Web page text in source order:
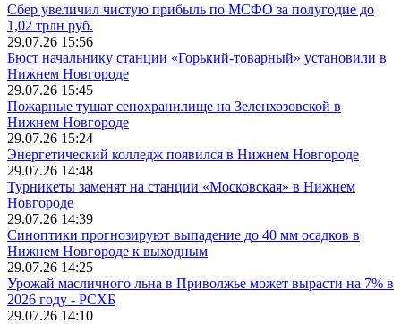
Сбер увеличил чистую прибыль по МСФО за полугодие до
1,02 трлн руб.
29.07.26 15:56
Бюст начальнику станции «Горький-товарный» установили в
Нижнем Новгороде
29.07.26 15:45
Пожарные тушат сенохранилище на Зеленхозовской в
Нижнем Новгороде
29.07.26 15:24
Энергетический колледж появился в Нижнем Новгороде
29.07.26 14:48
Турникеты заменят на станции «Московская» в Нижнем
Новгороде
29.07.26 14:39
Синоптики прогнозируют выпадение до 40 мм осадков в
Нижнем Новгороде к выходным
29.07.26 14:25
Урожай масличного льна в Приволжье может вырасти на 7% в
2026 году - РСХБ
29.07.26 14:10